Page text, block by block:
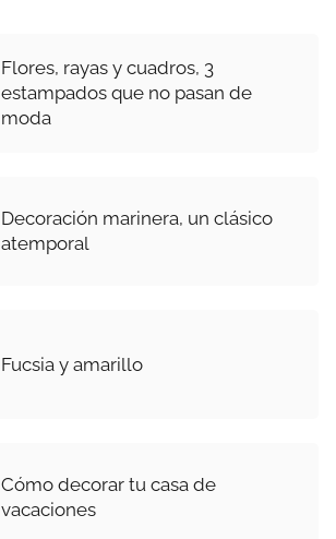
Flores, rayas y cuadros, 3
estampados que no pasan de
moda
Decoración marinera, un clásico
atemporal
Fucsia y amarillo
Cómo decorar tu casa de
vacaciones